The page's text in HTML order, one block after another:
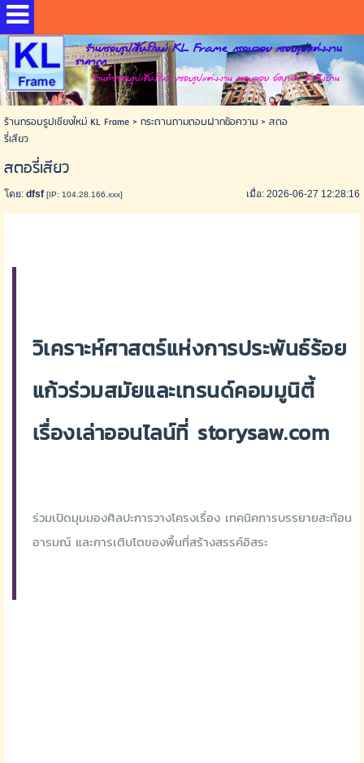
ร้านกรอบรูปเชียงใหม่ KL Frame กรอบลอย กรอบรูปแต่งงาน
ราคาถูก
ร้านทำกรอบรูปเชียงใหม่ กรอบรูปแต่งงาน กรอบลอย อัดภาพ ส่งถึงบ้าน
ร้านกรอบรูปเชียงใหม่ KL Frame> กระดานถามตอบฝากข้อความ> สตอ
รี่เสียว
สตอรี่เสียว
โดย:dfsf [IP: 104.28.166.xxx] เมื่อ: 2026-06-27 12:28:16
วิเคราะห์ศาสตร์แห่งการประพันธ์ร้อย
แก้วร่วมสมัยและเทรนด์คอมมูนิตี้
เรื่องเล่าออนไลน์ที่ storysaw.com
ร่วมเปิดมุมมองศิลปะการวางโครงเรื่อง เทคนิคการบรรยายสะท้อน
อารมณ์ และการเติบโตของพื้นที่สร้างสรรค์อิสระ